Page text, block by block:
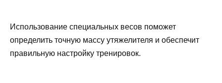
Использование специальных весов поможет
определить точную массу утяжелителя и обеспечит
правильную настройку тренировок.